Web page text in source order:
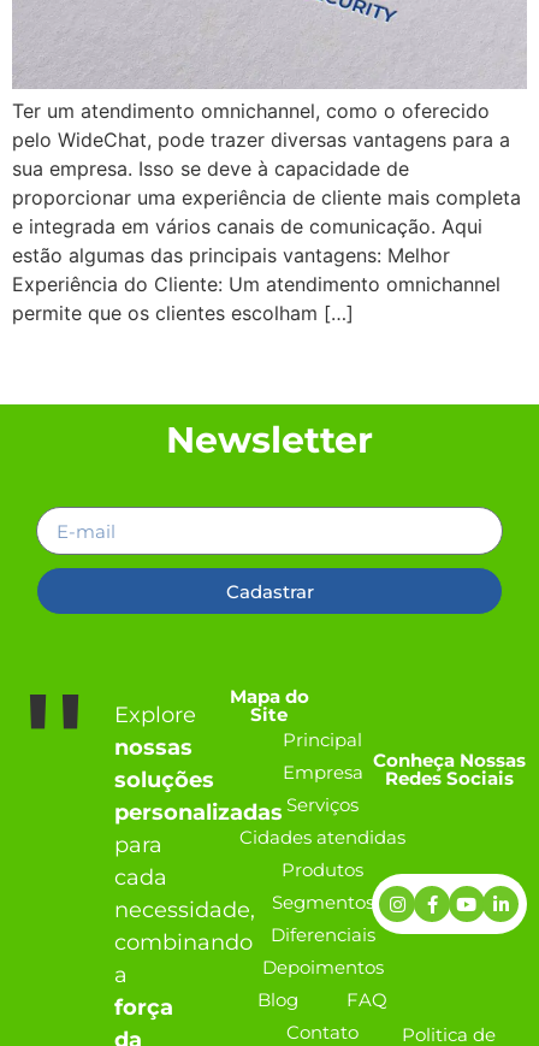
Ter um atendimento omnichannel, como o oferecido
pelo WideChat, pode trazer diversas vantagens para a
sua empresa. Isso se deve à capacidade de
proporcionar uma experiência de cliente mais completa
e integrada em vários canais de comunicação. Aqui
estão algumas das principais vantagens: Melhor
Experiência do Cliente: Um atendimento omnichannel
permite que os clientes escolham […]
Newsletter
Cadastrar
''
Explore
nossas
soluções
personalizadas
para
cada
necessidade,
combinando
a
força
da
Mapa do
Site
Principal
Empresa
Serviços
Cidades atendidas
Produtos
Segmentos
Diferenciais
Depoimentos
Blog
FAQ
Contato
Conheça Nossas
Redes Sociais
Politica de